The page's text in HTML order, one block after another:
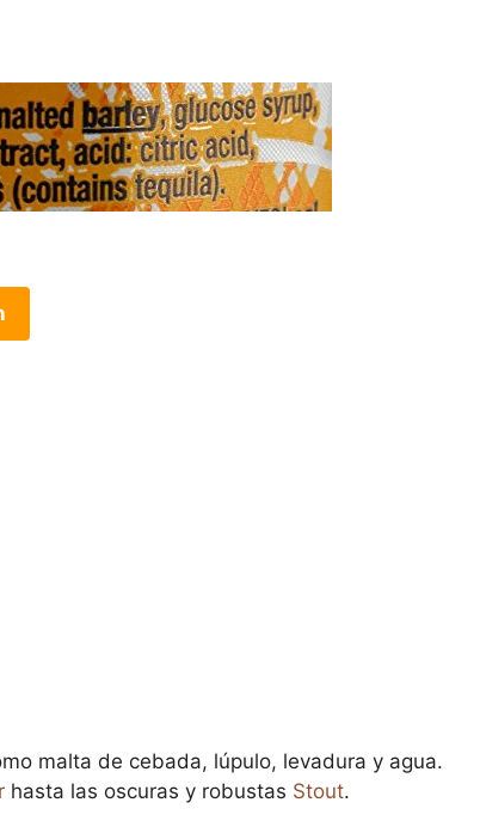
malta de cebada, lúpulo, levadura y agua.
hasta las oscuras y robustas Stout.